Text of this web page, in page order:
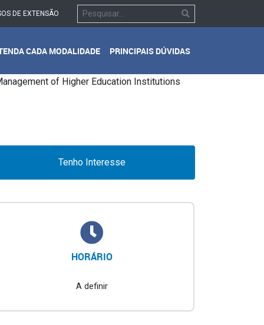
DE EXTENSÃO
CADA MODALIDADE PRINCIPAIS DÚVIDAS
Tenho Interesse
HORÁRIO
A definir